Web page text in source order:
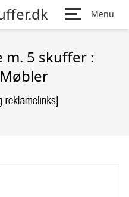
Menu
m. 5 skuffer :